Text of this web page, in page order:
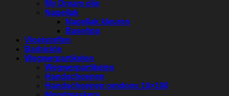
My Dream olie
Nagellak
Nagellak kleuren
Base/top
Vloeistoffen
Barbicide
Wegwerpartikelen
Wegwerpartikelen
Handschoenen
Handschoenen omdoos 10×100